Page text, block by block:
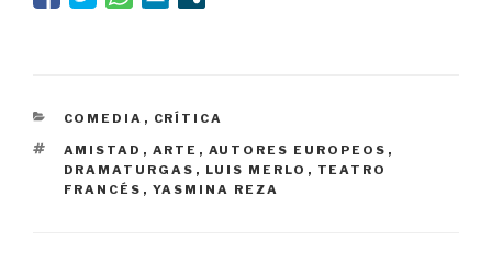
CATEGORÍAS
COMEDIA , CRÍTICA
ETIQUETAS
AMISTAD , ARTE , AUTORES EUROPEOS ,
DRAMATURGAS , LUIS MERLO , TEATRO
FRANCÉS , YASMINA REZA